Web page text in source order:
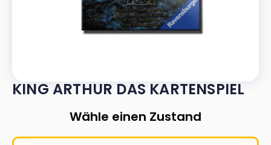
KING ARTHUR DAS KARTENSPIEL
Wähle einen Zustand